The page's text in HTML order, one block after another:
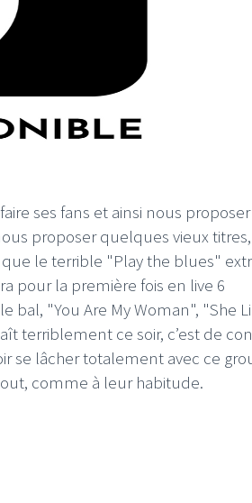
ses fans et ainsi nous
proposer quelques vieux
le terrible "Play the blues"
pour la première fois en live 6
"You Are My Woman", "She
terriblement ce soir, c’est de
se lâcher totalement avec ce
comme à leur habitude.